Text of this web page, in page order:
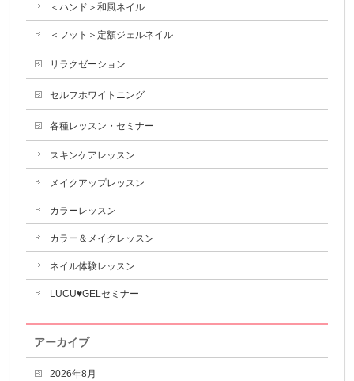
＜ハンド＞和風ネイル
＜フット＞定額ジェルネイル
リラクゼーション
セルフホワイトニング
各種レッスン・セミナー
スキンケアレッスン
メイクアップレッスン
カラーレッスン
カラー＆メイクレッスン
ネイル体験レッスン
LUCU♥GELセミナー
アーカイブ
2026年8月